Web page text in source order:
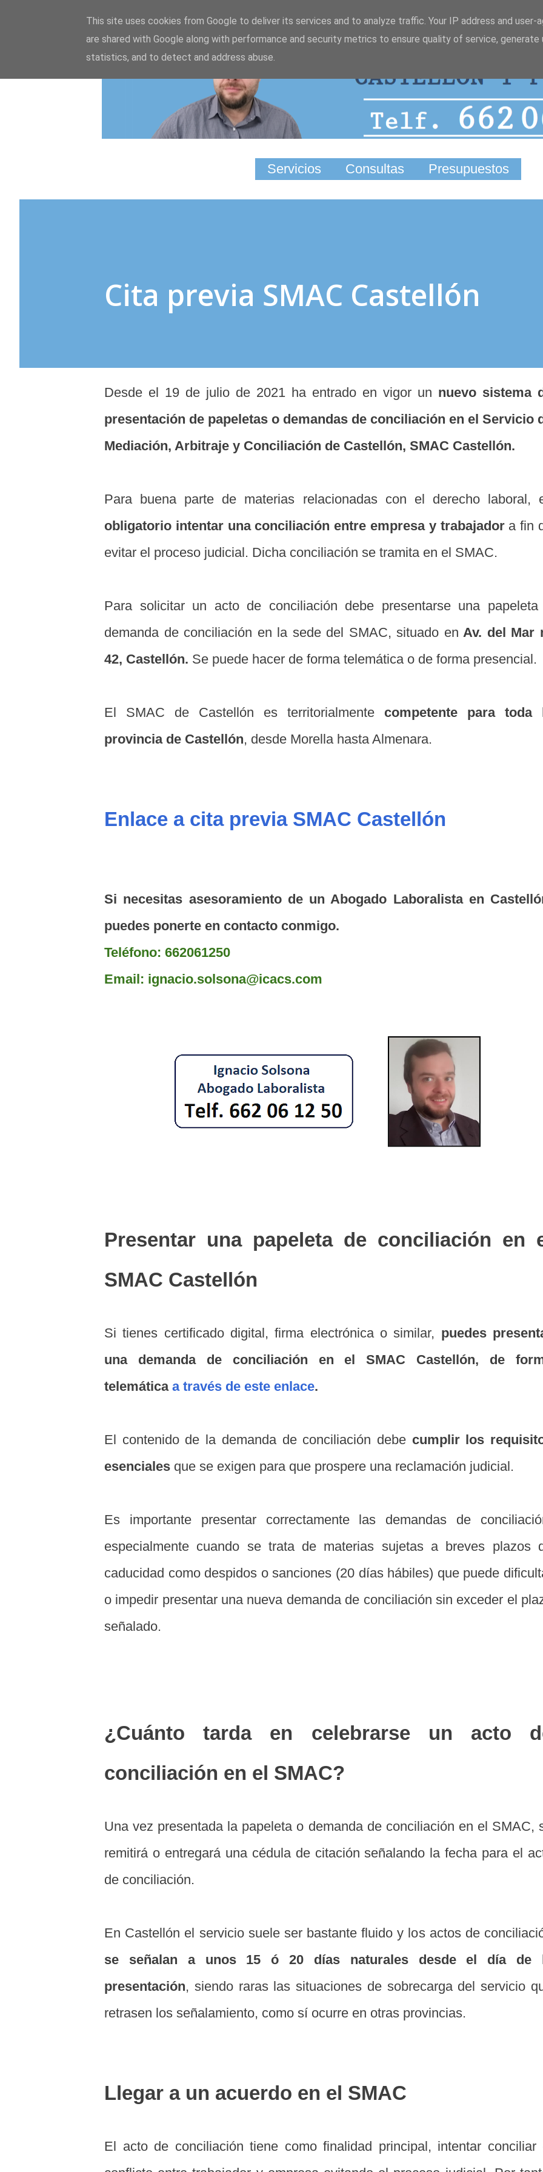
Ir al contenido principal
Servicios Consultas Presupuestos
Cita previa SMAC Castellón
Desde el 19 de julio de 2021 ha entrado en vigor un nuevo sistema
presentación de papeletas o demandas de conciliación en el Servicio
Mediación, Arbitraje y Conciliación de Castellón, SMAC Castellón.
Para buena parte de materias relacionadas con el derecho laboral,
obligatorio intentar una conciliación entre empresa y trabajadora fin
evitar el proceso judicial. Dicha conciliación se tramita en el SMAC.
Para solicitar un acto de conciliación debe presentarse una
demanda de conciliación en la sede del SMAC, situado en Av. del Mar
42, Castellón. Se puede hacer de forma telemática o de forma presencial.
El SMAC de Castellón es territorialmente competente para toda
provincia de Castellón, desde Morella hasta Almenara.
Enlace a cita previa SMAC Castellón
Si necesitas asesoramiento de un Abogado Laboralista en
puedes ponerte en contacto conmigo.
Teléfono: 662061250
Email: ignacio.solsona@icacs.com
Presentar una papeleta de conciliación en
SMAC Castellón
Si tienes certificado digital, firma electrónica o similar, puedes
una demanda de conciliación en el SMAC Castellón, de
telemática a través de este enlace.
El contenido de la demanda de conciliación debe cumplir los
esenciales que se exigen para que prospere una reclamación judicial.
Es importante presentar correctamente las demandas de
especialmente cuando se trata de materias sujetas a breves plazos
caducidad como despidos o sanciones (20 días hábiles) que puede
o impedir presentar una nueva demanda de conciliación sin exceder el
señalado.
¿Cuánto tarda en celebrarse un acto
conciliación en el SMAC?
Una vez presentada la papeleta o demanda de conciliación en el SMAC,
remitirá o entregará una cédula de citación señalando la fecha para el
de conciliación.
En Castellón el servicio suele ser bastante fluido y los actos de
se señalan a unos 15 ó 20 días naturales desde el día de
presentación, siendo raras las situaciones de sobrecarga del servicio
retrasen los señalamiento, como sí ocurre en otras provincias.
Llegar a un acuerdo en el SMAC
El acto de conciliación tiene como finalidad principal, intentar conciliar
This site uses cookies from Google to deliver its services and to analyze traffic. Your IP address and user-
are shared with Google along with performance and security metrics to ensure quality of service, generate
statistics, and to detect and address abuse.